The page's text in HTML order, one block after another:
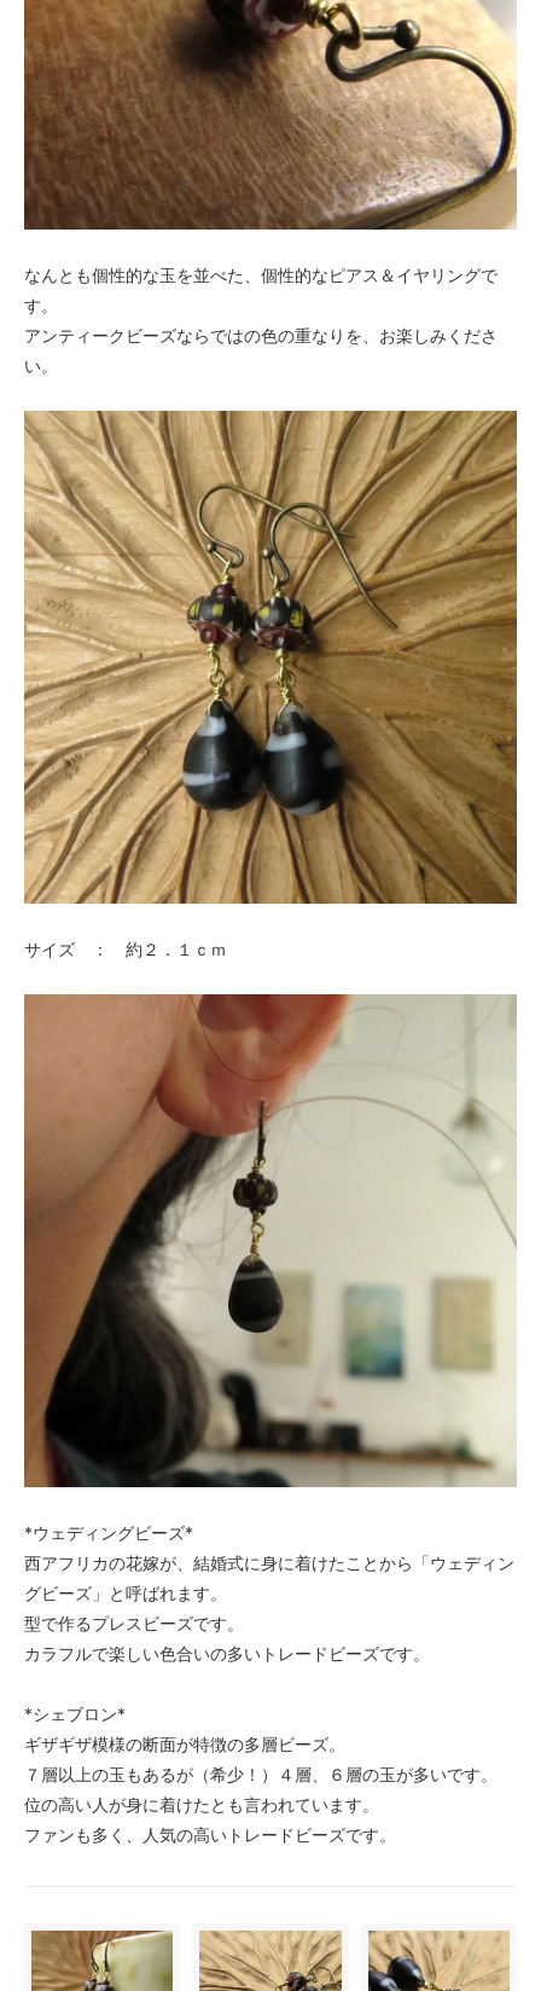
なんとも個性的な玉を並べた、個性的なピアス＆イヤリングで
す。
アンティークビーズならではの色の重なりを、お楽しみくださ
い。
サイズ ： 約２．１ｃｍ
*ウェディングビーズ*
西アフリカの花嫁が、結婚式に身に着けたことから「ウェディン
グビーズ」と呼ばれます。
型で作るプレスビーズです。
カラフルで楽しい色合いの多いトレードビーズです。
*シェブロン*
ギザギザ模様の断面が特徴の多層ビーズ。
７層以上の玉もあるが（希少！）４層、６層の玉が多いです。
位の高い人が身に着けたとも言われています。
ファンも多く、人気の高いトレードビーズです。